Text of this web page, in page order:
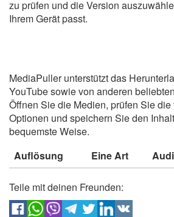
zu prüfen und die Version
Ihrem Gerät passt.
MediaPuller unterstützt das
YouTube sowie von anderen
Öffnen Sie die Medien, prüfen Sie die
Optionen und speichern Sie den
bequemste Weise.
Auflösung
Eine Art
Teile mit deinen Freunden: